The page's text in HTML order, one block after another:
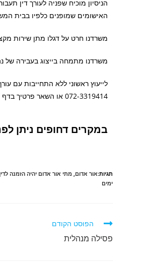
הניסיון מוכיח שפניה לעורך דין
האישומים שמופנים כלפיו בבית
משרדנו חרט על דגלו מתן שירות
משרדנו מתמחה בייצוג בעבירה של
לייעוץ ראשוני ללא התחייבות עם
072-3319414 או השאר פרטיך בדף יצירת קשר ונציגנו יחזרו אליך בהקדם.
במקרים דחופים ניתן לפנות
תגיות:אור אדום, מתי אור אדום יהיה הזמנה
ימים
הפוסט הקודם
פסילה מנהלית